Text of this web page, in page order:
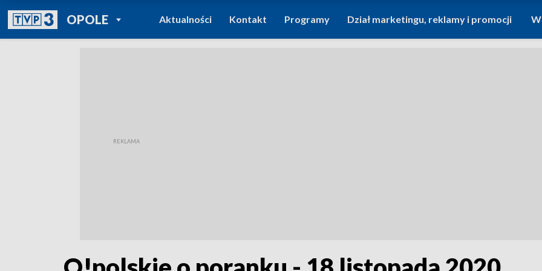
OPOLEPOWRÓT DO
TVP REGIONY
Aktualności Kontakt Programy Dział marketingu, reklamy i promocji